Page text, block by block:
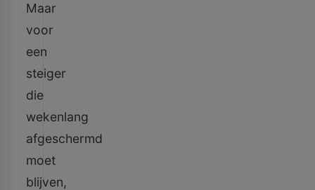
Maar
voor
een
steiger
die
wekenlang
afgeschermd
moet
blijven,